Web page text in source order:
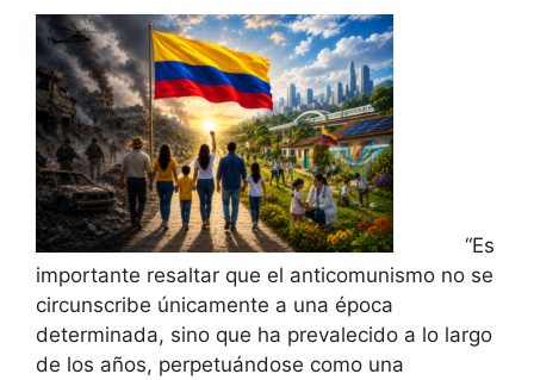
“Es
importante resaltar que el anticomunismo no se
circunscribe únicamente a una época
determinada, sino que ha prevalecido a lo largo
de los años, perpetuándose como una